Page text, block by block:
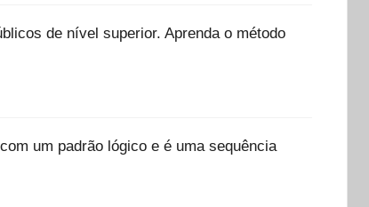
de nível superior. Aprenda o método
um padrão lógico e é uma sequência